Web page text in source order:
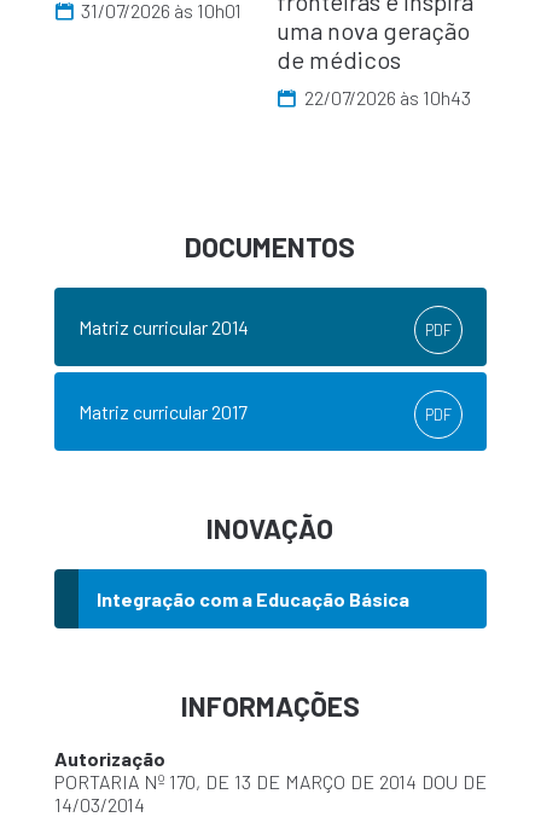
31/07/2026 às 10h01
uma nova geração
de médicos
22/07/2026 às 10h43
DOCUMENTOS
Matriz curricular 2014 PDF
Matriz curricular 2017 PDF
INOVAÇÃO
Integração com a Educação Básica
INFORMAÇÕES
Autorização
PORTARIA Nº 170, DE 13 DE MARÇO DE 2014 DOU DE
14/03/2014